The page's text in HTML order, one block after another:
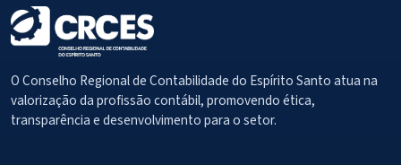
O Conselho Regional de Contabilidade do Espírito Santo atua na
valorização da profissão contábil, promovendo ética,
transparência e desenvolvimento para o setor.